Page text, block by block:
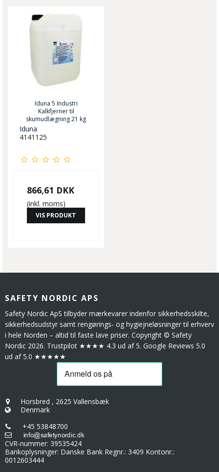
Iduna 5 Industri
Kalkfjerner til
skumudlægning 21 kg
Iduna
4141125
866,61 DKK
(inkl. moms)
VIS PRODUKT
SAFETY NORDIC APS
Safety Nordic ApS tilbyder mærkevarer indenfor sikkerhedsskilte,
sikkerhedsudstyr samt rengørings- og hygiejneløsninger til erhverv
i hele Norden – altid til faste lave priser. Copyright © Safety
Nordic 2026. Trustpilot ★★★★ 4.3 ud af 5. Google Reviews 5.0
ud af 5.0 ★★★★★
Horsbred , 2625 Vallensbæk
Denmark
+45 53848700
CVR-nummer: 39535424
Bankoplysninger: Danske Bank Regnr.: 3409 Kontonr.:
0012603444